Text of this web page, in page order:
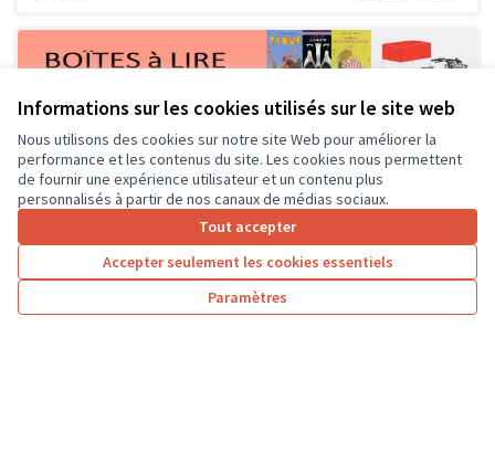
Informations sur les cookies utilisés sur le site web
Nous utilisons des cookies sur notre site Web pour améliorer la
performance et les contenus du site. Les cookies nous permettent
de fournir une expérience utilisateur et un contenu plus
personnalisés à partir de nos canaux de médias sociaux.
Tout accepter
Accepter seulement les cookies essentiels
Paramètres
4000 LIVRES pour les enfants jocondiens !
À chaque saison de l’année 2025, distribution de livres
pour la Jeunesse dans toutes les Boîtes à Lire. À Joué-
lès-Tours,...
Solidarité et développement local